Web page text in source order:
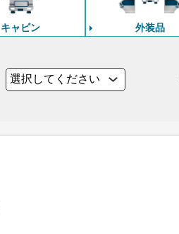
キャビン 外装品